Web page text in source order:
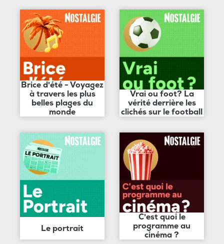
Brice d'été - Voyagez
à travers les plus
belles plages du
monde
Vrai ou foot? La
vérité derrière les
clichés sur le football
Le portrait
C'est quoi le
programme au
cinéma ?